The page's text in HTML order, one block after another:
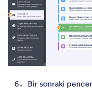
Bir sonraki